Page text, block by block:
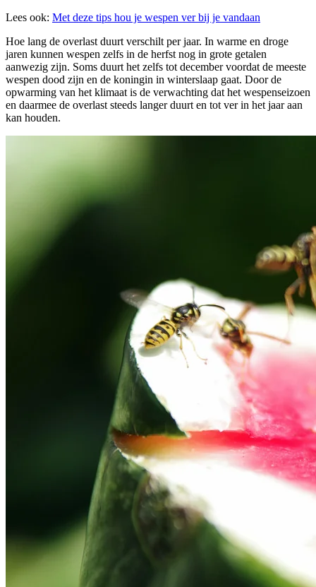
Lees ook: Met deze tips hou je wespen ver bij je vandaan
Hoe lang de overlast duurt verschilt per jaar. In warme en droge
jaren kunnen wespen zelfs in de herfst nog in grote getalen
aanwezig zijn. Soms duurt het zelfs tot december voordat de meeste
wespen dood zijn en de koningin in winterslaap gaat. Door de
opwarming van het klimaat is de verwachting dat het wespenseizoen
en daarmee de overlast steeds langer duurt en tot ver in het jaar aan
kan houden.